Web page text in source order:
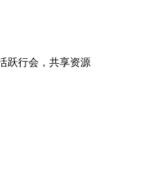
跃行会，共享资源